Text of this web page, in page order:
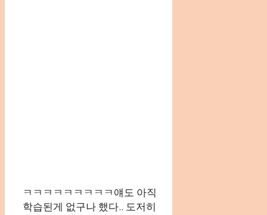
ㅋㅋㅋㅋㅋㅋㅋㅋㅋ얘도 아직
학습된게 없구나 했다.. 도저히